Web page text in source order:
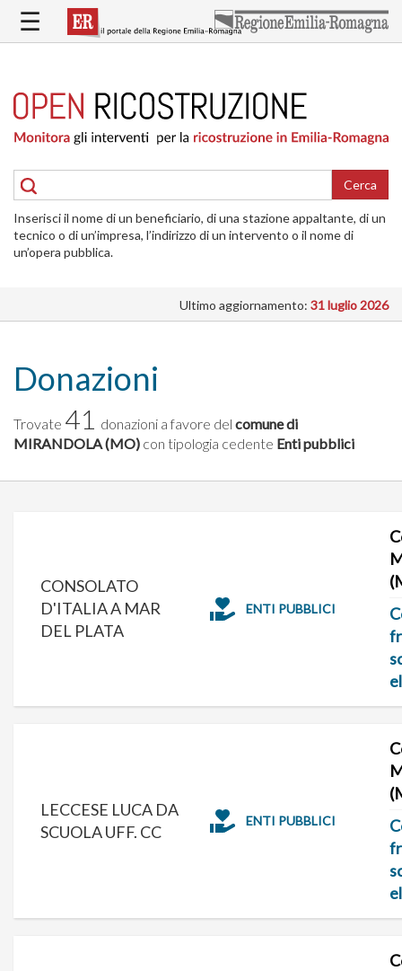
contenuto
RICOSTRUZIONE
PUBBLICA
DELLE
ABITAZIONI
RICOSTRUZIONE
ATTIVITÀ
INTERVENTI
☰
Cerca
Inserisci il nome di un beneficiario, di una stazione appaltante, di un
tecnico o di un’impresa, l’indirizzo di un intervento o il nome di
un’opera pubblica.
Ultimo aggiornamento: 31 luglio 2026
Donazioni
Trovate 41 donazioni a favore del comune di
MIRANDOLA (MO) con tipologia cedente Enti pubblici
CONSOLATO
D'ITALIA A MAR
DEL PLATA
ENTI PUBBLICI
LECCESE LUCA DA
SCUOLA UFF. CC
ENTI PUBBLICI